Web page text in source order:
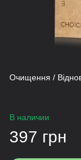
Очищення /
В наличии
397 грн